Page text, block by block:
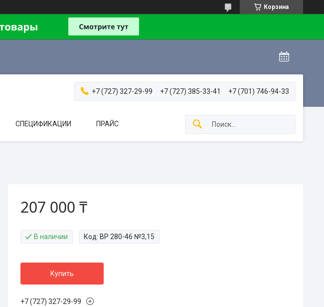
Корзина
+7 (727) 327-29-99 +7 (727) 385-33-41 +7 (701) 746-94-33
СПЕЦИФИКАЦИИ ПРАЙС
207 000 ₸
В наличии Код: ВР 280-46 №3,15
Купить
+7 (727) 327-29-99